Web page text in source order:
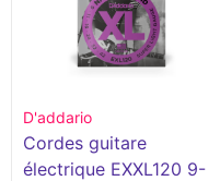
D'addario
Cordes guitare
électrique EXXL120 9-